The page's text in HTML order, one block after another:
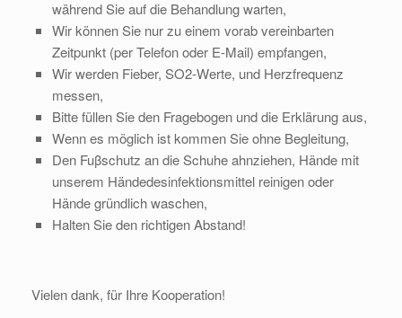
während Sie auf die Behandlung warten,
Wir können Sie nur zu einem vorab vereinbarten
Zeitpunkt (per Telefon oder E-Mail) empfangen,
Wir werden Fieber, SO2-Werte, und Herzfrequenz
messen,
Bitte füllen Sie den Fragebogen und die Erklärung aus,
Wenn es möglich ist kommen Sie ohne Begleitung,
Den Fuβschutz an die Schuhe ahnziehen, Hände mit
unserem Händedesinfektionsmittel reinigen oder
Hände gründlich waschen,
Halten Sie den richtigen Abstand!
Vielen dank, für Ihre Kooperation!